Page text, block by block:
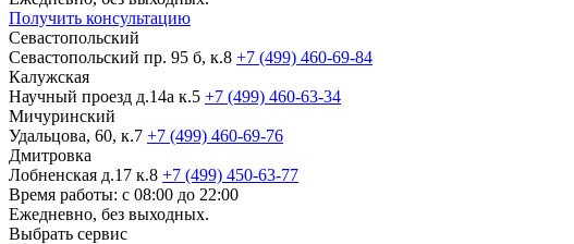
Получить консультацию
Севастопольский
Севастопольский пр. 95 б, к.8 +7 (499) 460-69-84
Калужская
Научный проезд д.14а к.5 +7 (499) 460-63-34
Мичуринский
Удальцова, 60, к.7 +7 (499) 460-69-76
Дмитровка
Лобненская д.17 к.8 +7 (499) 450-63-77
Время работы: с 08:00 до 22:00
Ежедневно, без выходных.
Выбрать сервис